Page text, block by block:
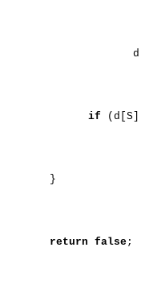
if
}
return false;